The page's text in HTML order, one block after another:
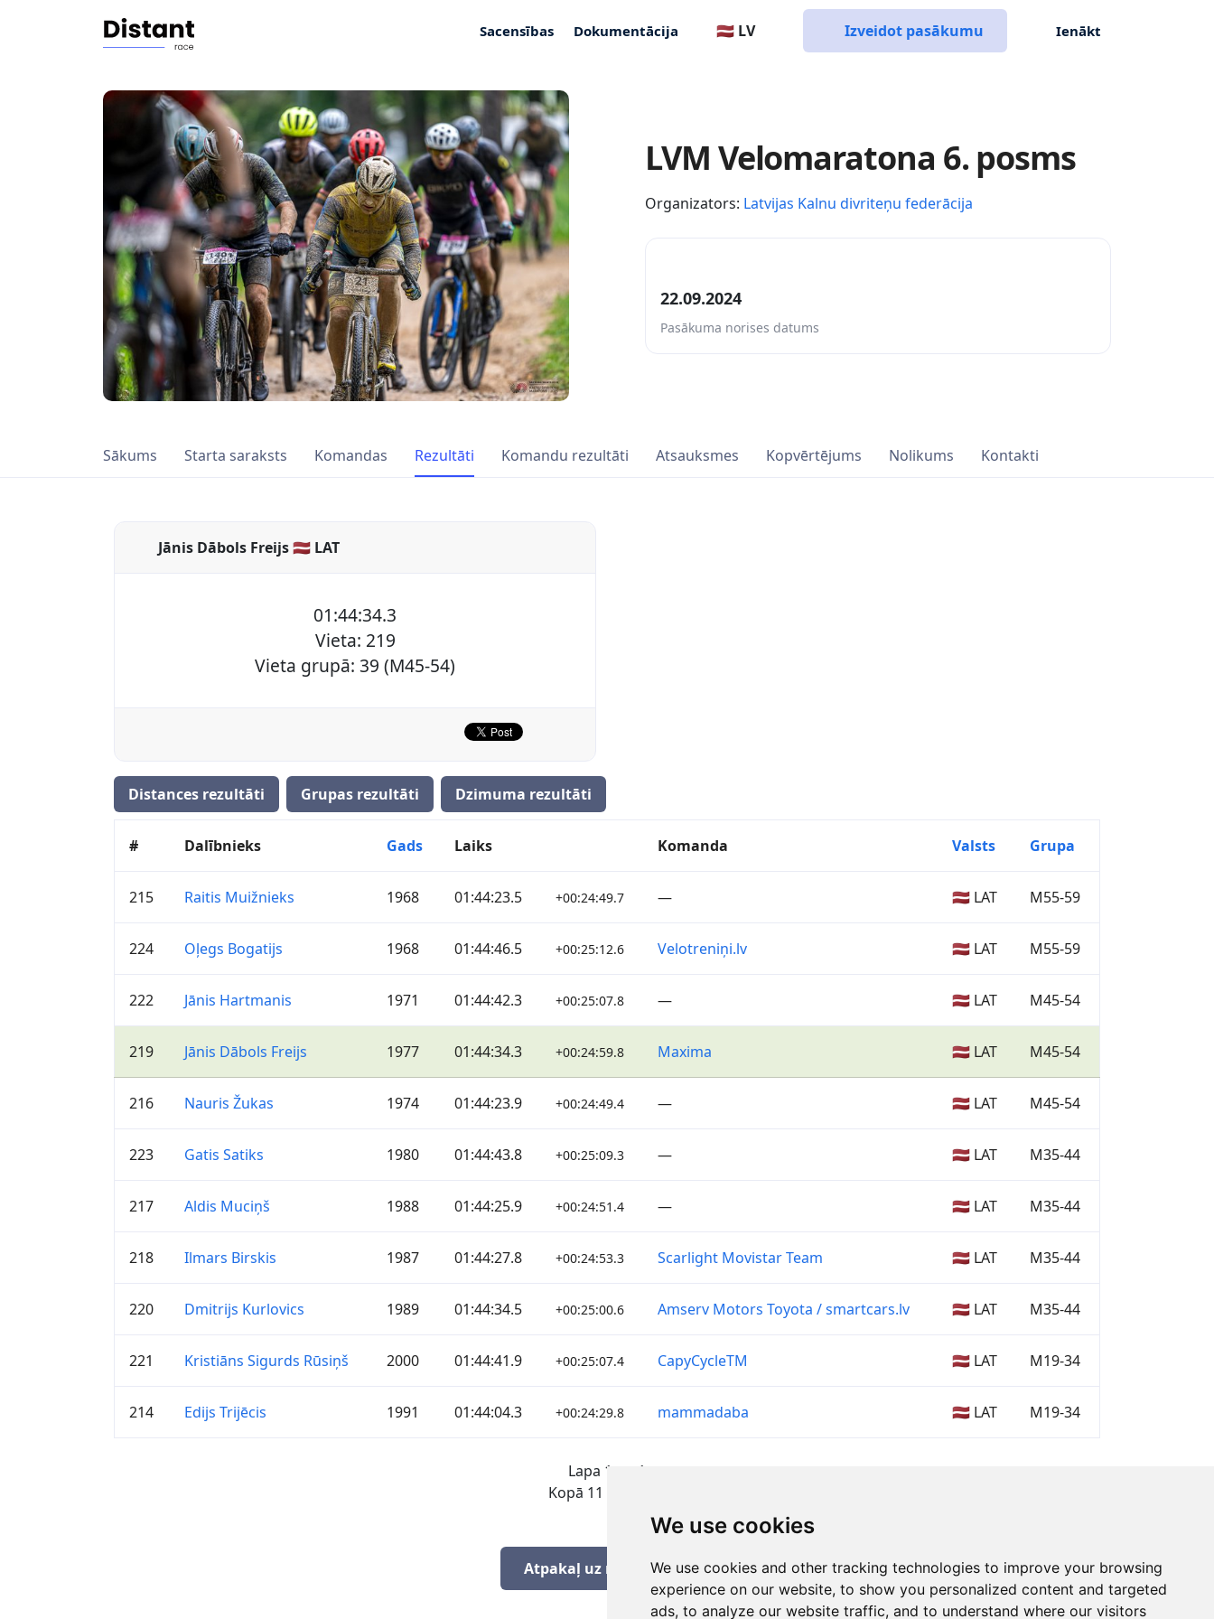
We use cookies
We use cookies and other tracking technologies to improve your browsing
experience on our website, to show you personalized content and targeted
ads, to analyze our website traffic, and to understand where our visitors
Sacensības Dokumentācija 🇱🇻 LV Izveidot pasākumu Ienākt
LVM Velomaratona 6. posms
Organizators: Latvijas Kalnu divriteņu federācija
22.09.2024
Pasākuma norises datums
Sākums Starta saraksts Komandas Rezultāti Komandu rezultāti Atsauksmes Kopvērtējums Nolikums Kontakti
Jānis Dābols Freijs 🇱🇻 LAT
01:44:34.3
Vieta: 219
Vieta grupā: 39 (M45-54)
Distances rezultāti Grupas rezultāti Dzimuma rezultāti
# Dalībnieks Gads Laiks Komanda Valsts Grupa
215 Raitis Muižnieks 1968 01:44:23.5 +00:24:49.7 — 🇱🇻 LAT M55-59
224 Oļegs Bogatijs 1968 01:44:46.5 +00:25:12.6 Velotreniņi.lv 🇱🇻 LAT M55-59
222 Jānis Hartmanis 1971 01:44:42.3 +00:25:07.8 — 🇱🇻 LAT M45-54
219 Jānis Dābols Freijs 1977 01:44:34.3 +00:24:59.8 Maxima 🇱🇻 LAT M45-54
216 Nauris Žukas 1974 01:44:23.9 +00:24:49.4 — 🇱🇻 LAT M45-54
223 Gatis Satiks 1980 01:44:43.8 +00:25:09.3 — 🇱🇻 LAT M35-44
217 Aldis Muciņš 1988 01:44:25.9 +00:24:51.4 — 🇱🇻 LAT M35-44
218 Ilmars Birskis 1987 01:44:27.8 +00:24:53.3 Scarlight Movistar Team 🇱🇻 LAT M35-44
220 Dmitrijs Kurlovics 1989 01:44:34.5 +00:25:00.6 Amserv Motors Toyota / smartcars.lv 🇱🇻 LAT M35-44
221 Kristiāns Sigurds Rūsiņš 2000 01:44:41.9 +00:25:07.4 CapyCycleTM 🇱🇻 LAT M19-34
214 Edijs Trijēcis 1991 01:44:04.3 +00:24:29.8 mammadaba 🇱🇻 LAT M19-34
Lapa 1 no 1
Kopā 11 Rezultāti
Atpakaļ uz rezultātiem